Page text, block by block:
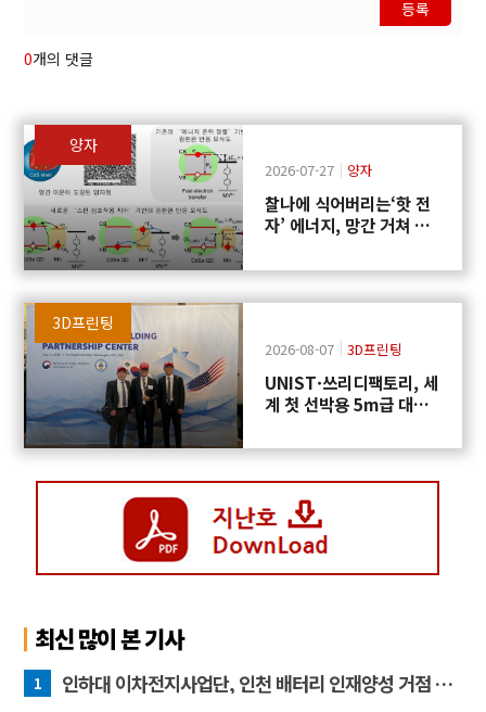
등록
0개의 댓글
양자
2026-07-27 양자
찰나에 식어버리는‘핫 전
자’ 에너지, 망간 거쳐 화
3D프린팅
2026-08-07 3D프린팅
UNIST·쓰리디팩토리, 세
계 첫 선박용 5m급 대형
최신 많이 본 기사
1 인하대 이차전지사업단, 인천 배터리 인재양성 거점 역할 강화